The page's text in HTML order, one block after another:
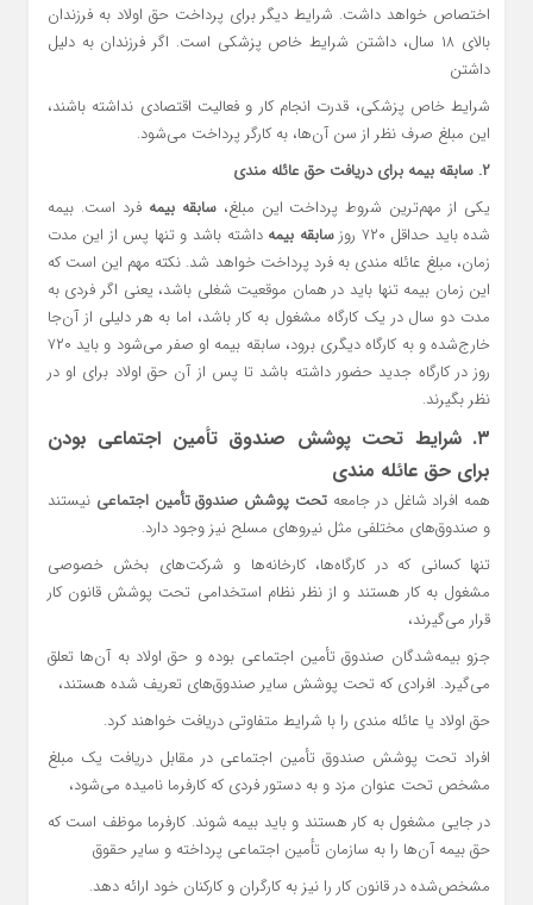
اختصاص خواهد داشت. شرایط دیگر برای پرداخت حق اولاد به فرزندان
بالای ۱۸ سال، داشتن شرایط خاص پزشکی است. اگر فرزندان به دلیل
داشتن
شرایط خاص پزشکی، قدرت انجام کار و فعالیت اقتصادی نداشته باشند،
این مبلغ صرف نظر از سن آن‌ها، به کارگر پرداخت می‌شود.
۲. سابقه بیمه برای دریافت حق عائله مندی
یکی از مهم‌ترین شروط پرداخت این مبلغ، سابقه بیمه فرد است. بیمه
شده باید حداقل ۷۲۰ روز
سابقه بیمه داشته باشد و تنها پس از این مدت
زمان، مبلغ عائله مندی به فرد پرداخت خواهد شد. نکته مهم این است که
این زمان بیمه تنها باید در همان موقعیت شغلی باشد، یعنی اگر فردی به
مدت دو سال در یک کارگاه مشغول به کار باشد، اما به هر دلیلی از آن‌جا
خارج‌شده و به کارگاه دیگری برود، سابقه بیمه او صفر می‌شود و باید ۷۲۰
روز در کارگاه جدید حضور داشته باشد تا پس از آن حق اولاد برای او در
نظر بگیرند.
۳. شرایط تحت پوشش صندوق تأمین اجتماعی بودن
برای حق عائله مندی
همه افراد شاغل در جامعه تحت پوشش صندوق تأمین اجتماعی نیستند
و صندوق‌های مختلفی مثل نیروهای مسلح نیز وجود دارد.
تنها کسانی که در کارگاه‌ها، کارخانه‌ها و شرکت‌های بخش خصوصی
مشغول به کار هستند و از نظر نظام استخدامی تحت پوشش قانون کار
قرار می‌گیرند،
جزو بیمه‌شدگان صندوق تأمین اجتماعی بوده و حق اولاد به آن‌ها تعلق
می‌گیرد. افرادی که تحت پوشش سایر صندوق‌های تعریف شده هستند،
حق اولاد یا عائله مندی را با شرایط متفاوتی دریافت خواهند کرد.
افراد تحت پوشش صندوق تأمین اجتماعی در مقابل دریافت یک مبلغ
مشخص تحت عنوان مزد و به دستور فردی که کارفرما نامیده می‌شود،
در جایی مشغول به کار هستند و باید بیمه شوند. کارفرما موظف است که
حق بیمه آن‌ها را به سازمان تا‌ٔمین اجتماعی پرداخته و سایر حقوق
مشخص‌شده در قانون کار را نیز به کارگران و کارکنان خود ارائه دهد.